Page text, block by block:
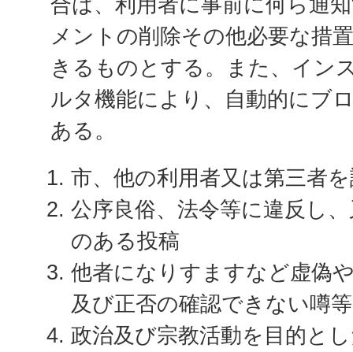
メントの削除その他必要な措
きるものとする。また、イン
ルタ機能により、自動的にブ
ある。
市、他の利用者又は第三者
公序良俗、法令等に違反し
のある投稿
他者になりすますなど虚偽
及び正否の確認できない噂
政治及び宗教活動を目的と